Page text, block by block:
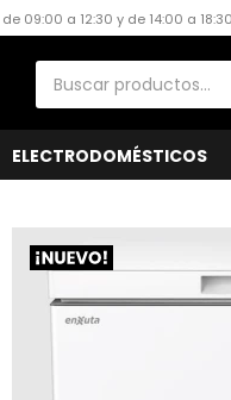
ELECTRODOMÉSTICOS
09:00 a 12:30 y de 14:00 a